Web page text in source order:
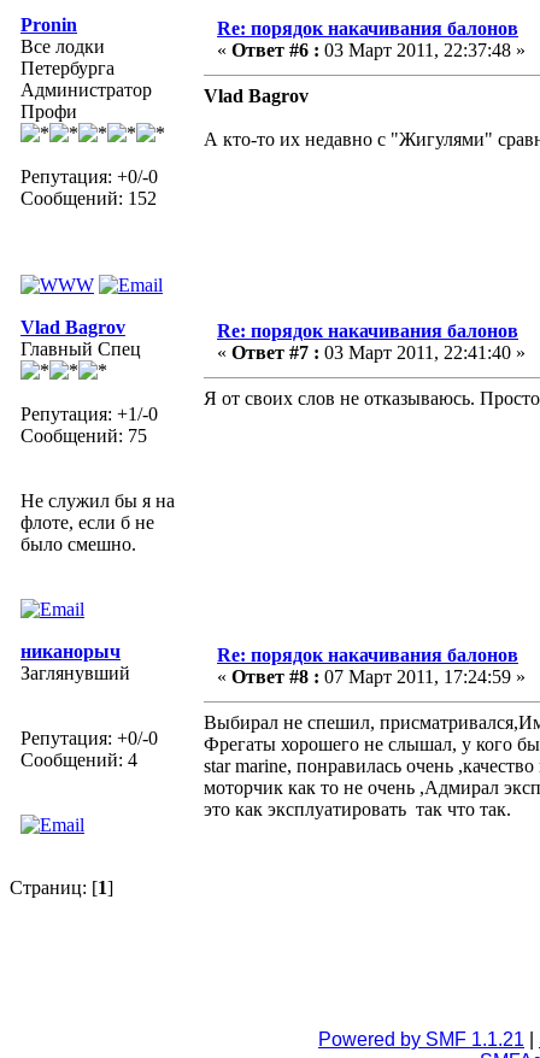
Pronin
Все лодки
Петербурга
Администратор
Профи
Репутация: +0/-0
Сообщений: 152
Re: порядок накачивания балонов
« Ответ #6 : 03 Март 2011, 22:37:48 »
Vlad Bagrov
А кто-то их недавно с "Жигулями"
Vlad Bagrov
Главный Спец
Репутация: +1/-0
Сообщений: 75
Не служил бы я на
флоте, если б не
было смешно.
Re: порядок накачивания балонов
« Ответ #7 : 03 Март 2011, 22:41:40 »
Я от своих слов не отказываюсь.
никанорыч
Заглянувший
Репутация: +0/-0
Сообщений: 4
Re: порядок накачивания балонов
« Ответ #8 : 07 Март 2011, 17:24:59 »
Выбирал не спешил,
Фрегаты хорошего не слышал, у кого
star marine, понравилась очень
моторчик как то не очень ,Адмирал
это как эксплуатировать так что так.
Страниц: [1]
Powered by SMF 1.1.21